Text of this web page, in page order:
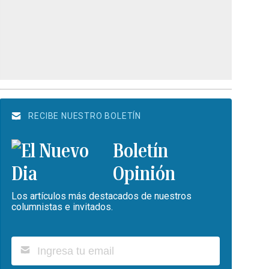
RECIBE NUESTRO BOLETÍN
Boletín
Opinión
Los artículos más destacados de nuestros
columnistas e invitados.